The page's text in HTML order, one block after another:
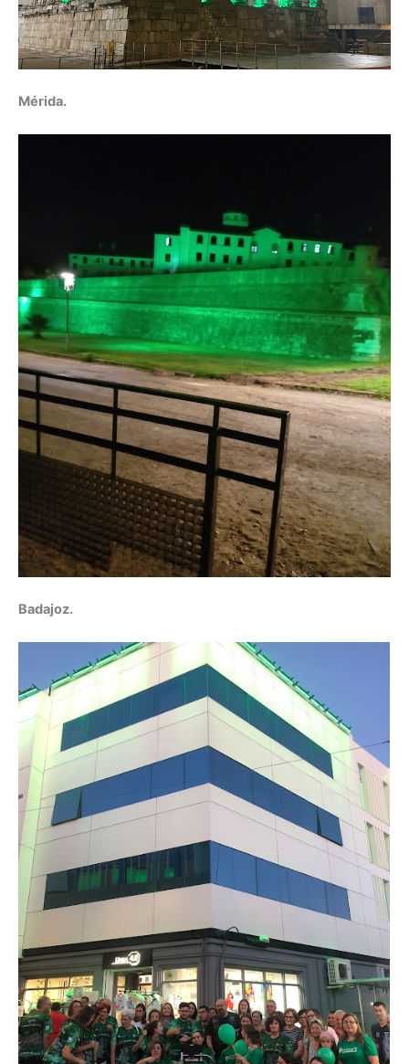
Mérida.
Badajoz.